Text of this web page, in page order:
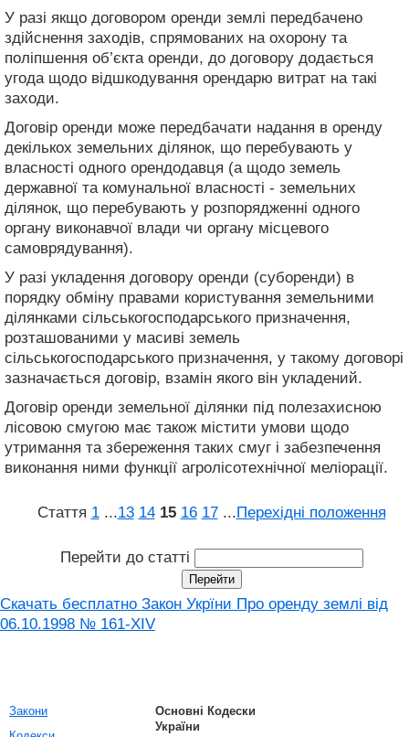
У разі якщо договором оренди землі передбачено
здійснення заходів, спрямованих на охорону та
поліпшення об’єкта оренди, до договору додається
угода щодо відшкодування орендарю витрат на такі
заходи.
Договір оренди може передбачати надання в оренду
декількох земельних ділянок, що перебувають у
власності одного орендодавця (а щодо земель
державної та комунальної власності - земельних
ділянок, що перебувають у розпорядженні одного
органу виконавчої влади чи органу місцевого
самоврядування).
У разі укладення договору оренди (суборенди) в
порядку обміну правами користування земельними
ділянками сільськогосподарського призначення,
розташованими у масиві земель
сільськогосподарського призначення, у такому договорі
зазначається договір, взамін якого він укладений.
Договір оренди земельної ділянки під полезахисною
лісовою смугою має також містити умови щодо
утримання та збереження таких смуг і забезпечення
виконання ними функції агролісотехнічної меліорації.
Стаття 1 ...13 14 15 16 17 ...Перехідні положення
Перейти до статті
Скачать бесплатно Закон Укрїни Про оренду землі від
06.10.1998 № 161-XIV
Закони
Основні Кодески
України